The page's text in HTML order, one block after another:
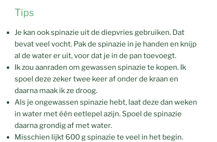
Tips
Je kan ook spinazie uit de diepvries gebruiken. Dat
bevat veel vocht. Pak de spinazie in je handen en knijp
al de water er uit, voor dat je in de pan toevoegt.
Ik zou aanraden om gewassen spinazie te kopen. Ik
spoel deze zeker twee keer af onder de kraan en
daarna maak ik ze droog.
Als je ongewassen spinazie hebt, laat deze dan weken
in water met één eetlepel azijn. Spoel de spinazie
daarna grondig af met water.
Misschien lijkt 600 g spinazie te veel in het begin.